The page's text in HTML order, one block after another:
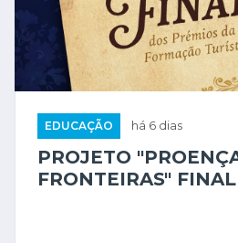
EDUCAÇÃO há 6 dias
PROJETO
FRONTEIRAS"